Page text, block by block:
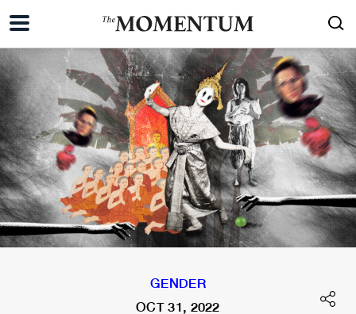
GENDER
OCT 31, 2022